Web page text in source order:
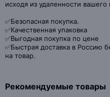
исходя из удаленности вашего
✅Безопасная покупка.
✅Качественная упаковка
✅Выгодная покупка по цене
✅Быстрая доставка в Россию
на товар.
Рекомендуемые товары